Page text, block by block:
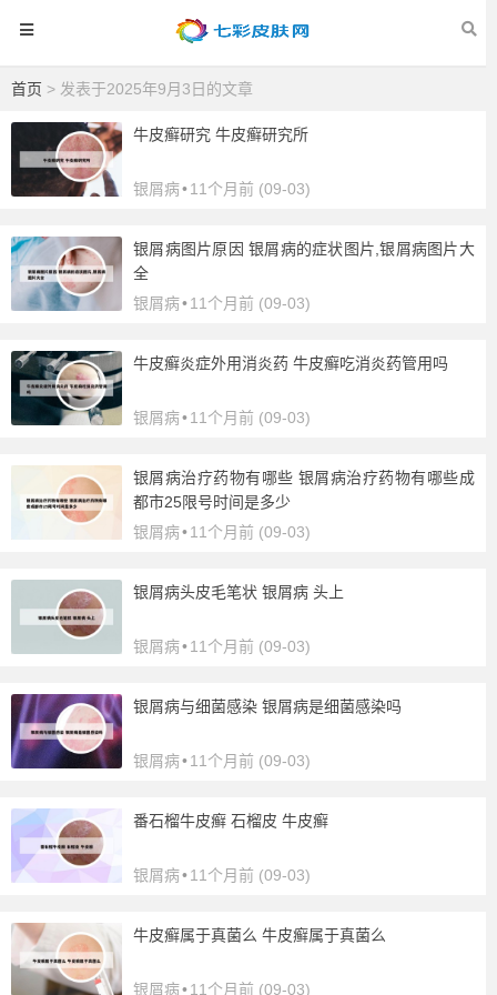
首页 > 发表于2025年9月3日的文章
牛皮癣研究 牛皮癣研究所
银屑病•11个月前 (09-03)
银屑病图片原因 银屑病的症状图片,银屑病图片大
全
银屑病•11个月前 (09-03)
牛皮癣炎症外用消炎药 牛皮癣吃消炎药管用吗
银屑病•11个月前 (09-03)
银屑病治疗药物有哪些 银屑病治疗药物有哪些成
都市25限号时间是多少
银屑病•11个月前 (09-03)
银屑病头皮毛笔状 银屑病 头上
银屑病•11个月前 (09-03)
银屑病与细菌感染 银屑病是细菌感染吗
银屑病•11个月前 (09-03)
番石榴牛皮癣 石榴皮 牛皮癣
银屑病•11个月前 (09-03)
牛皮癣属于真菌么 牛皮癣属于真菌么
银屑病•11个月前 (09-03)